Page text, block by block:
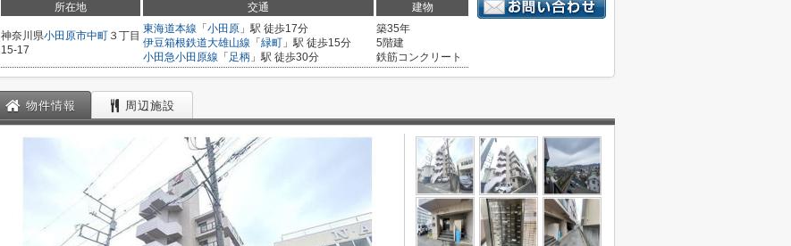
所在地 交通 建物
神奈川県小田原市中町 ３丁目
15-17
東海道本線 「 小田原 」駅 徒歩17分
伊豆箱根鉄道大雄山線 「 緑町 」駅 徒歩15分
小田急小田原線 「 足柄 」駅 徒歩30分
築35年
5階建
鉄筋コンクリート
物件情報 周辺施設